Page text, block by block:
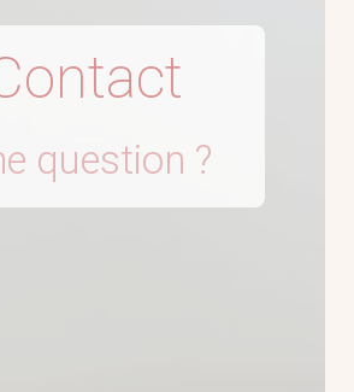
question ?